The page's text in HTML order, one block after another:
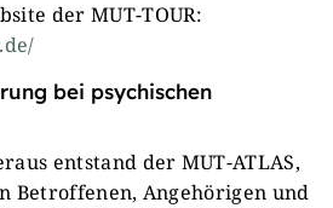
der MUT-TOUR:
bei psychischen
entstand der MUT-ATLAS,
Betroffenen, Angehörigen und